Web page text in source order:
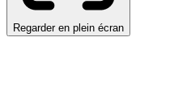
Regarder en plein écran